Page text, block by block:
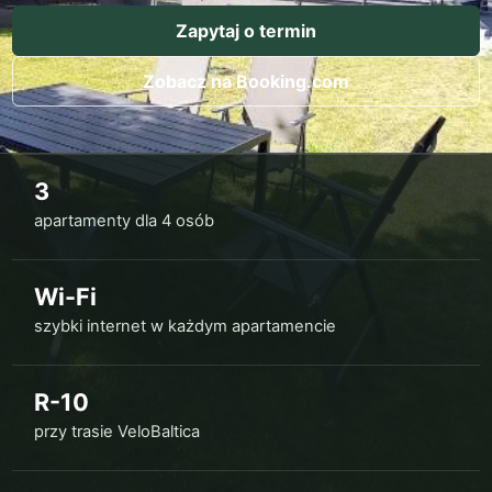
Zapytaj o termin
Zobacz na Booking.com
3
apartamenty dla 4 osób
Wi-Fi
szybki internet w każdym apartamencie
R-10
przy trasie VeloBaltica